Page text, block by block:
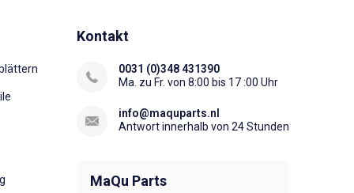
Kontakt
0031 (0)348 431390
Ma. zu Fr. von 8:00 bis 17 :00 Uhr
info@maquparts.nl
Antwort innerhalb von 24 Stunden
MaQu Parts